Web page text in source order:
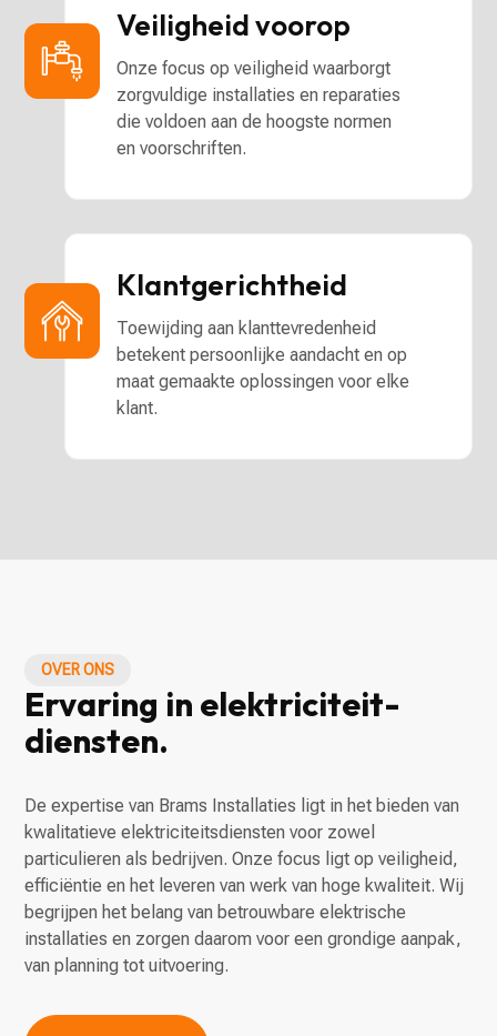
Veiligheid voorop
Onze focus op veiligheid waarborgt
zorgvuldige installaties en reparaties
die voldoen aan de hoogste normen
en voorschriften.
Klantgerichtheid
Toewijding aan klanttevredenheid
betekent persoonlijke aandacht en op
maat gemaakte oplossingen voor elke
klant.
OVER ONS
Ervaring in elektriciteit-
diensten.
De expertise van Brams Installaties ligt in het bieden van
kwalitatieve elektriciteitsdiensten voor zowel
particulieren als bedrijven. Onze focus ligt op veiligheid,
efficiëntie en het leveren van werk van hoge kwaliteit. Wij
begrijpen het belang van betrouwbare elektrische
installaties en zorgen daarom voor een grondige aanpak,
van planning tot uitvoering.